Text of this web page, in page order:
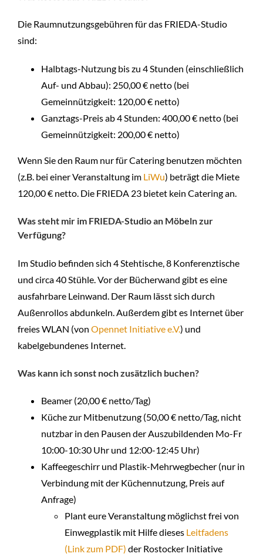
Die Raumnutzungsgebühren für das FRIEDA-Studio
sind:
Halbtags-Nutzung bis zu 4 Stunden (einschließlich
Auf- und Abbau): 250,00 € netto (bei
Gemeinnützigkeit: 120,00 € netto)
Ganztags-Preis ab 4 Stunden: 400,00 € netto (bei
Gemeinnützigkeit: 200,00 € netto)
Wenn Sie den Raum nur für Catering benutzen möchten
(z.B. bei einer Veranstaltung im LiWu) beträgt die Miete
120,00 € netto. Die FRIEDA 23 bietet kein Catering an.
Was steht mir im FRIEDA-Studio an Möbeln zur
Verfügung?
Im Studio befinden sich 4 Stehtische, 8 Konferenztische
und circa 40 Stühle. Vor der Bücherwand gibt es eine
ausfahrbare Leinwand. Der Raum lässt sich durch
Außenrollos abdunkeln. Außerdem gibt es Internet über
freies WLAN (von Opennet Initiative e.V.) und
kabelgebundenes Internet.
Was kann ich sonst noch zusätzlich buchen?
Beamer (20,00 € netto/Tag)
Küche zur Mitbenutzung (50,00 € netto/Tag, nicht
nutzbar in den Pausen der Auszubildenden Mo-Fr
10:00-10:30 Uhr und 12:00-12:45 Uhr)
Kaffeegeschirr und Plastik-Mehrwegbecher (nur in
Verbindung mit der Küchennutzung, Preis auf
Anfrage)
Plant eure Veranstaltung möglichst frei von
Einwegplastik mit Hilfe dieses Leitfadens
(Link zum PDF) der Rostocker Initiative